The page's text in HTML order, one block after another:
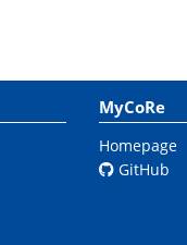
MyCoRe
Homepage
GitHub